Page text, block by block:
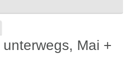
Mai +